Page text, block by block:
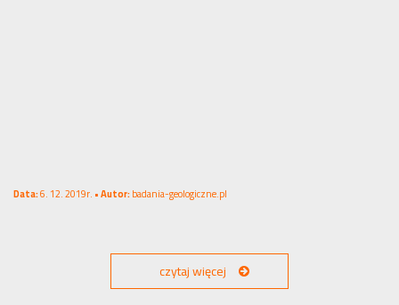
Data:6. 12. 2019r. •Autor:badania-geologiczne.pl
czytaj więcej